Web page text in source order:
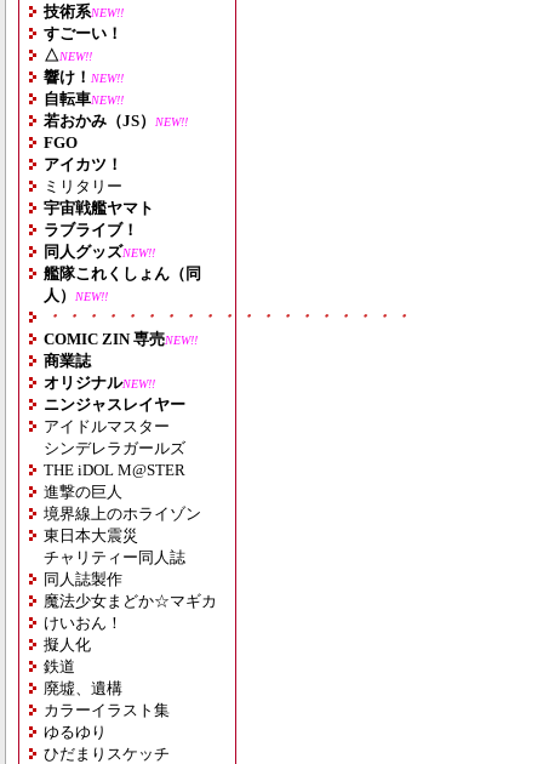
技術系NEW!!
すごーい！
△NEW!!
響け！ NEW!!
自転車NEW!!
若おかみ（JS） NEW!!
FGO
アイカツ！
ミリタリー
宇宙戦艦ヤマト
ラブライブ！
同人グッズNEW!!
艦隊これくしょん（同
人）
NEW!!
・・・・・・・・・・・・・・・・・・・
COMIC ZIN 専売NEW!!
商業誌
オリジナルNEW!!
ニンジャスレイヤー
アイドルマスター
シンデレラガールズ
THE iDOL M@STER
進撃の巨人
境界線上のホライゾン
東日本大震災
チャリティー同人誌
同人誌製作
魔法少女まどか☆マギカ
けいおん！
擬人化
鉄道
廃墟、遺構
カラーイラスト集
ゆるゆり
ひだまりスケッチ